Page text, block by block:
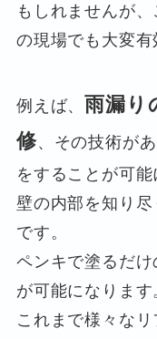
もしれませんが
の現場でも大変有
例えば、 雨漏り
修、その技術が
をすることが可能
壁の内部を知り
です。
ペンキで塗るだ
が可能になります
これまで様々な